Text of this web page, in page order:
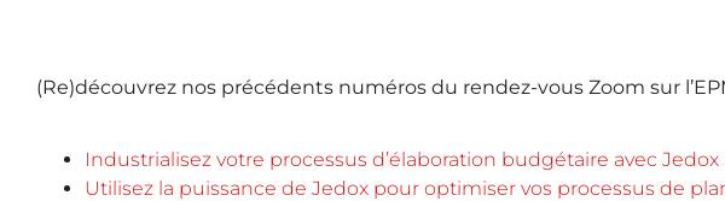
(Re)découvrez nos précédents numéros du rendez-vous Zoom sur
Industrialisez votre processus d’élaboration budgétaire avec Jedox
Utilisez la puissance de Jedox pour optimiser vos processus de